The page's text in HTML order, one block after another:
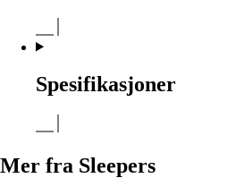
Spesifikasjoner
Mer fra Sleepers